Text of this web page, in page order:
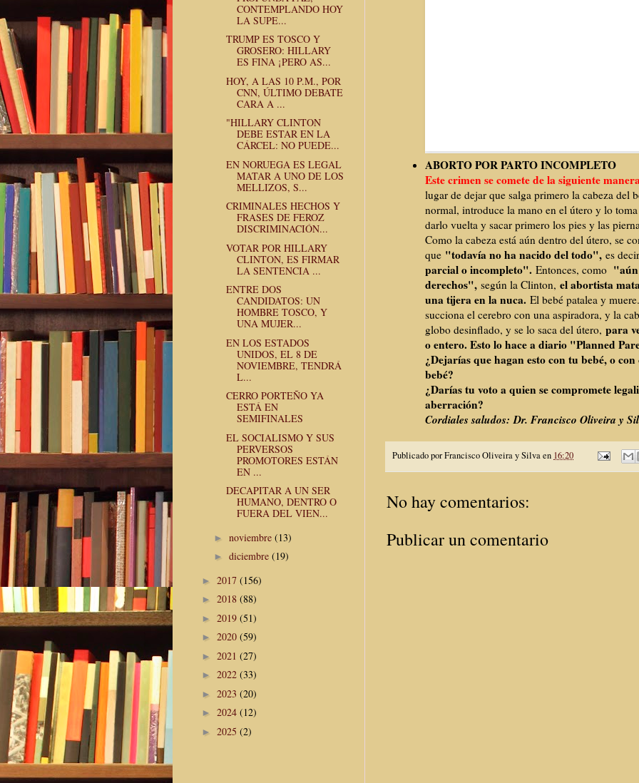
ABORTO POR PARTO INCOMPLETO
Este crimen se comete de la siguiente
lugar de dejar que salga primero la cabeza del
normal, introduce la mano en el útero y lo
darlo vuelta y sacar primero los pies y las
Como la cabeza está aún dentro del útero, se
que "todavía no ha nacido del todo", es
parcial o incompleto". Entonces, como
derechos",según la Clinton, el abortista
una tijera en la nuca. El bebé patalea y
succiona el cerebro con una aspiradora, y la
globo desinflado, y se lo saca del útero, para
o entero. Esto lo hace a diario "Planned
¿Dejarías que hagan esto con tu bebé, o
bebé?
¿Darías tu voto a quien se compromete
aberración?
Cordiales saludos:Dr. Francisco Oliveira y
Publicado porFrancisco Oliveira y Silvaen 16:20
No hay comentarios:
Publicar un comentario
CONTEMPLANDO HOY
LA SUPE...
TRUMP ES TOSCO Y
GROSERO: HILLARY
ES FINA ¡PERO AS...
HOY, A LAS 10 P.M., POR
CNN, ÚLTIMO DEBATE
CARA A ...
"HILLARY CLINTON
DEBE ESTAR EN LA
CÁRCEL: NO PUEDE...
EN NORUEGA ES LEGAL
MATAR A UNO DE LOS
MELLIZOS, S...
CRIMINALES HECHOS Y
FRASES DE FEROZ
DISCRIMINACIÓN...
VOTAR POR HILLARY
CLINTON, ES FIRMAR
LA SENTENCIA ...
ENTRE DOS
CANDIDATOS: UN
HOMBRE TOSCO, Y
UNA MUJER...
EN LOS ESTADOS
UNIDOS, EL 8 DE
NOVIEMBRE, TENDRÁ
L...
CERRO PORTEÑO YA
ESTÁ EN
SEMIFINALES
EL SOCIALISMO Y SUS
PERVERSOS
PROMOTORES ESTÁN
EN ...
DECAPITAR A UN SER
HUMANO, DENTRO O
FUERA DEL VIEN...
► noviembre (13)
► diciembre (19)
► 2017 (156)
► 2018 (88)
► 2019 (51)
► 2020 (59)
► 2021 (27)
► 2022 (33)
► 2023 (20)
► 2024 (12)
► 2025 (2)